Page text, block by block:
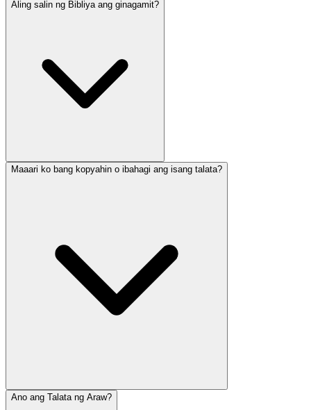
Aling salin ng Bibliya ang ginagamit?
Maaari ko bang kopyahin o ibahagi ang isang talata?
Ano ang Talata ng Araw?